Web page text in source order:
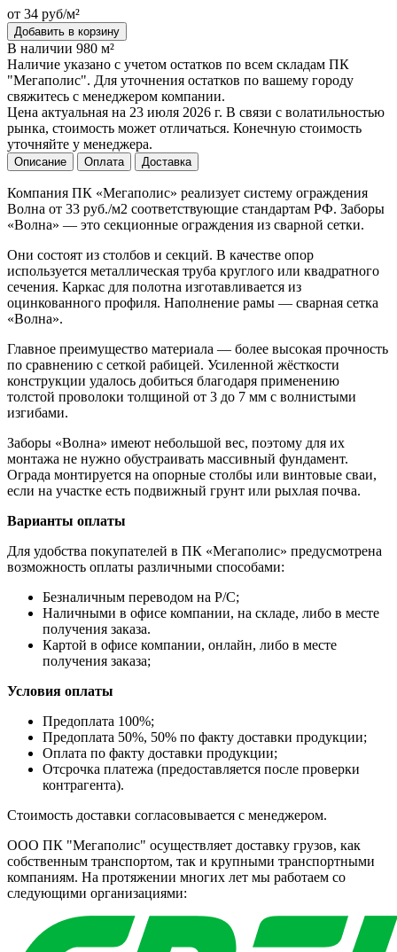
от 34 руб/м²
Добавить в корзину
В наличии 980 м²
Наличие указано с учетом остатков по всем складам ПК
"Мегаполис". Для уточнения остатков по вашему городу
свяжитесь с менеджером компании.
Цена актуальная на 23 июля 2026 г. В связи с волатильностью
рынка, стоимость может отличаться. Конечную стоимость
уточняйте у менеджера.
Описание Оплата Доставка
Компания ПК «Мегаполис» реализует систему ограждения
Волна от 33 руб./м2 соответствующие стандартам РФ. Заборы
«Волна» — это секционные ограждения из сварной сетки.
Они состоят из столбов и секций. В качестве опор
используется металлическая труба круглого или квадратного
сечения. Каркас для полотна изготавливается из
оцинкованного профиля. Наполнение рамы — сварная сетка
«Волна».
Главное преимущество материала — более высокая прочность
по сравнению с сеткой рабицей. Усиленной жёсткости
конструкции удалось добиться благодаря применению
толстой проволоки толщиной от 3 до 7 мм с волнистыми
изгибами.
Заборы «Волна» имеют небольшой вес, поэтому для их
монтажа не нужно обустраивать массивный фундамент.
Ограда монтируется на опорные столбы или винтовые сваи,
если на участке есть подвижный грунт или рыхлая почва.
Варианты оплаты
Для удобства покупателей в ПК «Мегаполис» предусмотрена
возможность оплаты различными способами:
Безналичным переводом на Р/С;
Наличными в офисе компании, на складе, либо в месте
получения заказа.
Картой в офисе компании, онлайн, либо в месте
получения заказа;
Условия оплаты
Предоплата 100%;
Предоплата 50%, 50% по факту доставки продукции;
Оплата по факту доставки продукции;
Отсрочка платежа (предоставляется после проверки
контрагента).
Стоимость доставки согласовывается с менеджером.
ООО ПК "Мегаполис" осуществляет доставку грузов, как
собственным транспортом, так и крупными транспортными
компаниям. На протяжении многих лет мы работаем со
следующими организациями: